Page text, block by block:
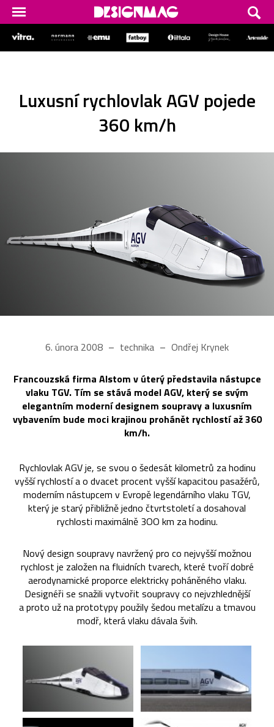
Luxusní rychlovlak AGV pojede
360 km/h
6. února 2008 technika Ondřej Krynek
Francouzská firma Alstom v úterý představila nástupce
vlaku TGV. Tím se stává model AGV, který se svým
elegantním moderní designem soupravy a luxusním
vybavením bude moci krajinou prohánět rychlostí až 360
km/h.
Rychlovlak AGV je, se svou o šedesát kilometrů za hodinu
vyšší rychlostí a o dvacet procent vyšší kapacitou pasažérů,
moderním nástupcem v Evropě legendárního vlaku TGV,
který je starý přibližně jedno čtvrtstoletí a dosahoval
rychlosti maximálně 3OO km za hodinu.
Nový design soupravy navržený pro co nejvyšší možnou
rychlost je založen na fluidních tvarech, které tvoří dobré
aerodynamické proporce elektricky poháněného vlaku.
Designéři se snažili vytvořit soupravy co nejvzhlednější
a proto už na prototypy použily šedou metalízu a tmavou
modř, která vlaku dávala švih.